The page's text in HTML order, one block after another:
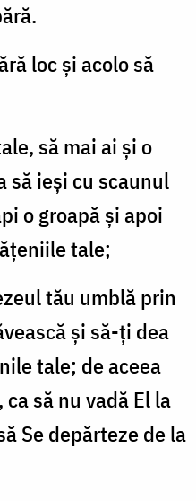
loc şi acolo să
să mai ai şi o
să ieşi cu scaunul
o groapă şi apoi
tale;
tău umblă prin
şi să-ţi dea
tale; de aceea
să nu vadă El la
Se depărteze de la